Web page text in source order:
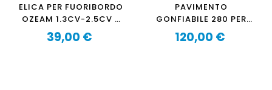
ELICA PER FUORIBORDO
OZEAM 1.3CV-2.5CV E
AQUAPARX 1.2CV
Prezzo
39,00 €
PAVIMENTO
GONFIABILE 280 PER
PNEUMATICA OZEAM
(DIAMETRO TUBO 35
Prezzo
120,00 €